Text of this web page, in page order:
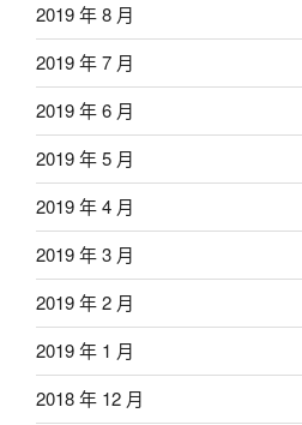
2019 年 8 月
2019 年 7 月
2019 年 6 月
2019 年 5 月
2019 年 4 月
2019 年 3 月
2019 年 2 月
2019 年 1 月
2018 年 12 月